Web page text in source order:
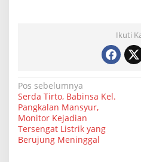
Ikuti
N
a
v
i
Pos sebelumnya
Serda Tirto, Babinsa Kel.
Pangkalan Mansyur,
Monitor Kejadian
Tersengat Listrik yang
Berujung Meninggal